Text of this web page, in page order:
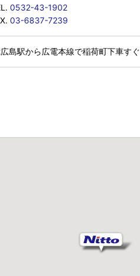
0532-43-1902
03-6837-7239
島駅から広電本線で稲荷町下車すぐ